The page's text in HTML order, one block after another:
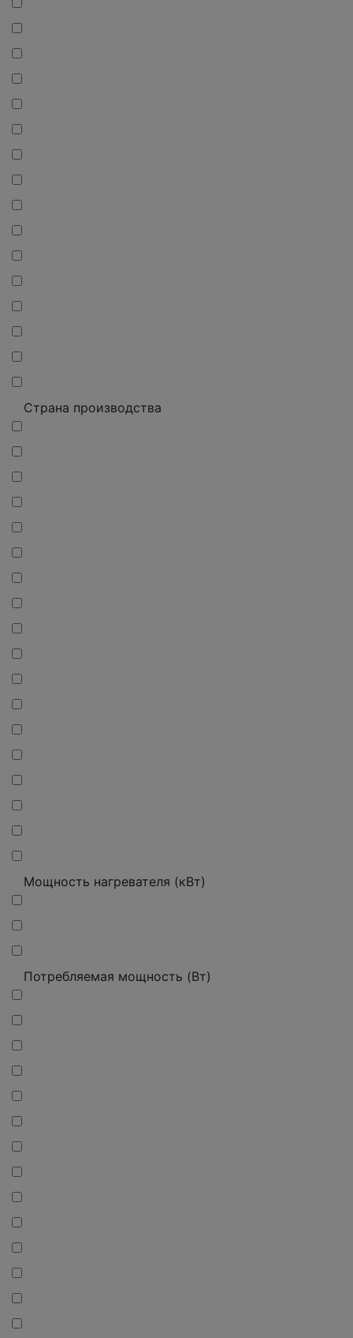
Страна производства
Мощность нагревателя (кВт)
Потребляемая мощность (Вт)